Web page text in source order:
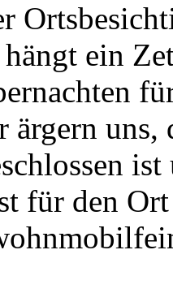
ein
ärgern
für den